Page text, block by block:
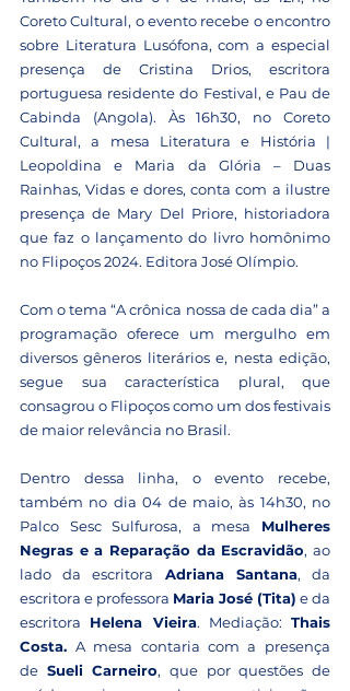
Coreto Cultural, o evento recebe o encontro
sobre Literatura Lusófona, com a especial
presença de Cristina Drios, escritora
portuguesa residente do Festival, e Pau de
Cabinda (Angola). Às 16h30, no Coreto
Cultural, a mesa Literatura e História |
Leopoldina e Maria da Glória – Duas
Rainhas, Vidas e dores, conta com a ilustre
presença de Mary Del Priore, historiadora
que faz o lançamento do livro homônimo
no Flipoços 2024. Editora José Olímpio.
Com o tema “A crônica nossa de cada dia” a
programação oferece um mergulho em
diversos gêneros literários e, nesta edição,
segue sua característica plural, que
consagrou o Flipoços como um dos festivais
de maior relevância no Brasil.
Dentro dessa linha, o evento recebe,
também no dia 04 de maio, às 14h30, no
Palco Sesc Sulfurosa, a mesa Mulheres
Negras e a Reparação da Escravidão, ao
lado da escritora Adriana Santana, da
escritora e professora Maria José (Tita) e da
escritora Helena Vieira. Mediação: Thais
Costa. A mesa contaria com a
presença
de Sueli Carneiro, que por questões de